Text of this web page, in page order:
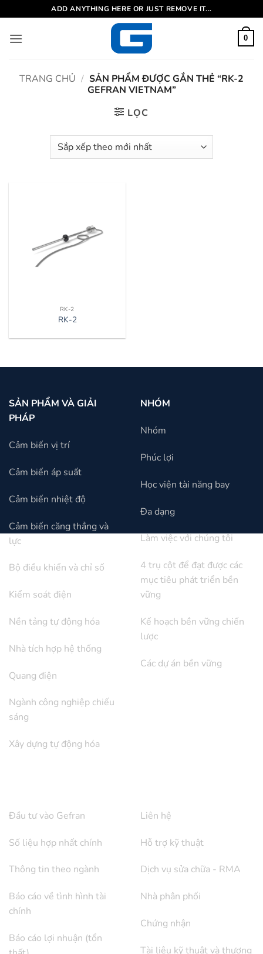
qua
nội
ADD ANYTHING HERE OR JUST REMOVE IT...
0
TRANG CHỦ / SẢN PHẨM ĐƯỢC GẮN THẺ “RK-2
GEFRAN VIETNAM”
LỌC
RK-2
RK-2
SẢN PHẨM VÀ GIẢI
PHÁP
Cảm biến vị trí
Cảm biến áp suất
Cảm biến nhiệt độ
Cảm biến căng thẳng và
lực
Bộ điều khiển và chỉ số
Kiểm soát điện
Nền tảng tự động hóa
Nhà tích hợp hệ thống
Quang điện
Ngành công nghiệp chiếu
sáng
Xây dựng tự động hóa
NHÓM
Nhóm
Phúc lợi
Học viện tài năng bay
Đa dạng
Làm việc với chúng tôi
4 trụ cột để đạt được các
mục tiêu phát triển bền
vững
Kế hoạch bền vững chiến
lược
Các dự án bền vững
Đầu tư vào Gefran
Số liệu hợp nhất chính
Thông tin theo ngành
Báo cáo về tình hình tài
chính
Báo cáo lợi nhuận (tổn
Liên hệ
Hỗ trợ kỹ thuật
Dịch vụ sửa chữa - RMA
Nhà phân phối
Chứng nhận
Tài liệu kỹ thuật và thương